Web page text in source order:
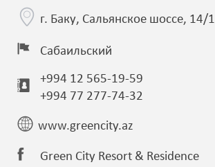
г. Баку, Сальянское шоссе, 14/1
Сабаильский
+994 12 565-19-59
+994 77 277-74-32
www.greencity.az
Green City Resort & Residence